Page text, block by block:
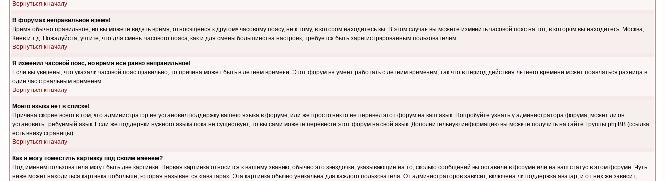
Вернуться к началу
В форумах неправильное время!
Время обычно правильное, но вы можете видеть время, относящееся к другому часовому поясу, не к тому, в котором находитесь вы. В этом случае вы можете изменить часовой пояс на тот, в котором вы находитесь: Москва,
Киев и т.д. Пожалуйста, учтите, что для смены часового пояса, как и для смены большинства настроек, требуется быть зарегистрированным пользователем.
Вернуться к началу
Я изменил часовой пояс, но время все равно неправильное!
Если вы уверены, что указали часовой пояс правильно, то причина может быть в летнем времени. Этот форум не умеет работать с летним временем, так что в период действия летнего времени может появляться разница в
один час с реальным временем.
Вернуться к началу
Моего языка нет в списке!
Причина скорее всего в том, что администратор не установил поддержку вашего языка в форуме, или же просто никто не перевёл этот форум на ваш язык. Попробуйте узнать у администратора форума, может ли он
установить требуемый язык. Если же поддержки нужного языка пока не существует, то вы сами можете перевести этот форум на свой язык. Дополнительную информацию вы можете получить на сайте Группы phpBB (ссылка
есть внизу страницы)
Вернуться к началу
Как я могу поместить картинку под своим именем?
Под именем пользователя могут быть две картинки. Первая картинка относится к вашему званию, обычно это звёздочки, указывающие на то, сколько сообщений вы оставили в форуме или на ваш статус в этом форуме. Чуть
ниже может находиться картинка побольше, которая называется «аватара». Эта картинка обычно уникальна для каждого пользователя. От администраторов зависит, включена ли поддержка аватар, и от них же зависит,